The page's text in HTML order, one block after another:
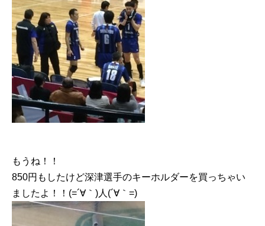
もうね︎！！
850円もしたけど深津選手のキーホルダーを買っちゃい
ましたよ！！(=´∀｀)人(´∀｀=)